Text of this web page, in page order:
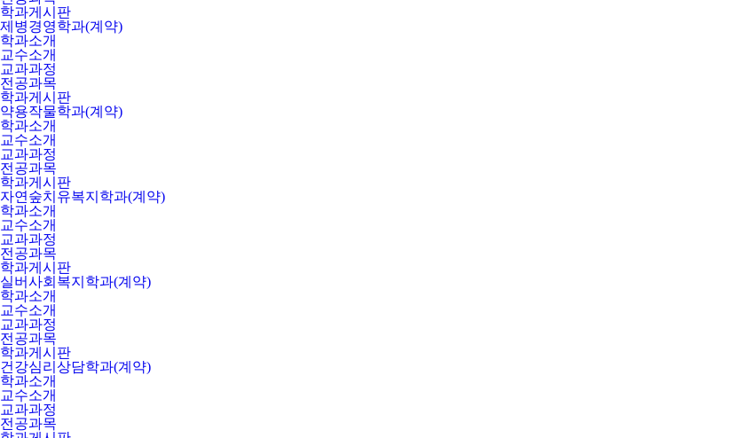
학과게시판
제병경영학과(계약)
학과소개
교수소개
교과과정
전공과목
학과게시판
약용작물학과(계약)
학과소개
교수소개
교과과정
전공과목
학과게시판
자연숲치유복지학과(계약)
학과소개
교수소개
교과과정
전공과목
학과게시판
실버사회복지학과(계약)
학과소개
교수소개
교과과정
전공과목
학과게시판
건강심리상담학과(계약)
학과소개
교수소개
교과과정
전공과목